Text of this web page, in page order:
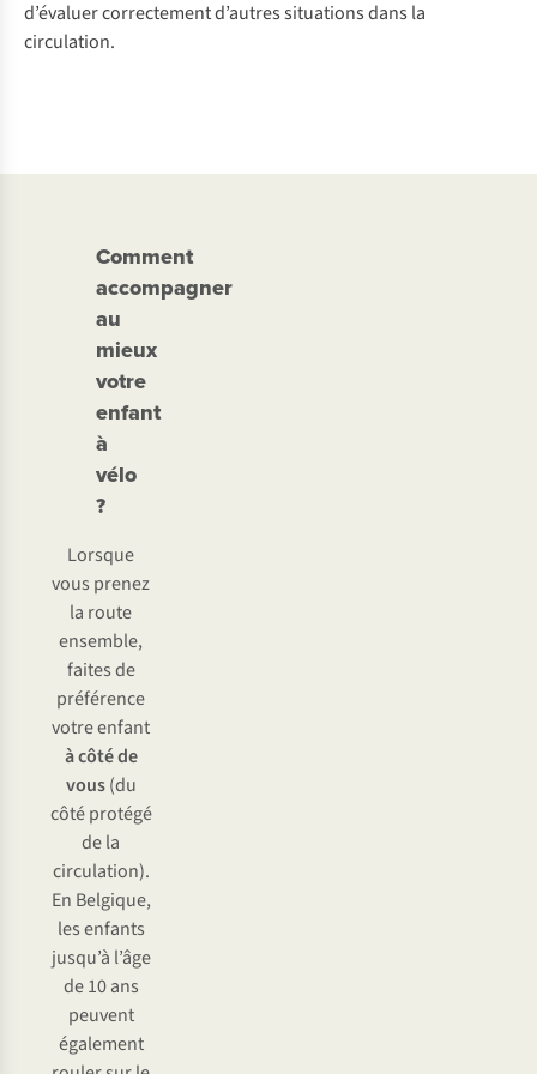
d’évaluercorrectementd’autressituationsdans la
circulation.
Comment
accompagner
au
mieux
votre
enfant
à
vélo
?
Lorsque
vous prenez
la route
ensemble,
faites de
préférence
votre enfant
à côtéde
vous(du
côté protégé
de la
circulation).
En Belgique,
les enfants
jusqu’à l’âge
de 10 ans
peuvent
également